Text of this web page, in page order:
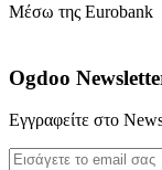
Μέσω της Eurobank
Ogdoo
Εγγραφείτε στο